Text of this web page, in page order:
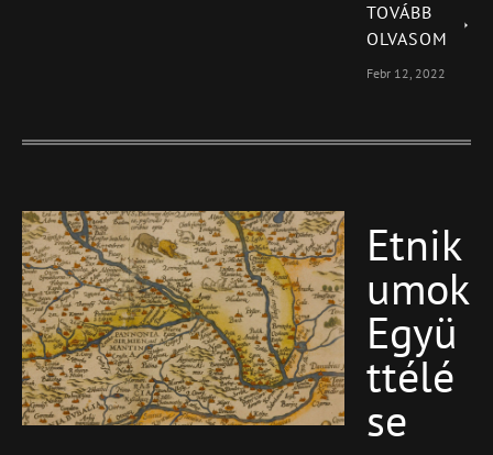
TOVÁBB
OLVASOM
Febr 12, 2022
Blog Featured Etnik
Umok
Együ
Ttélé
Se